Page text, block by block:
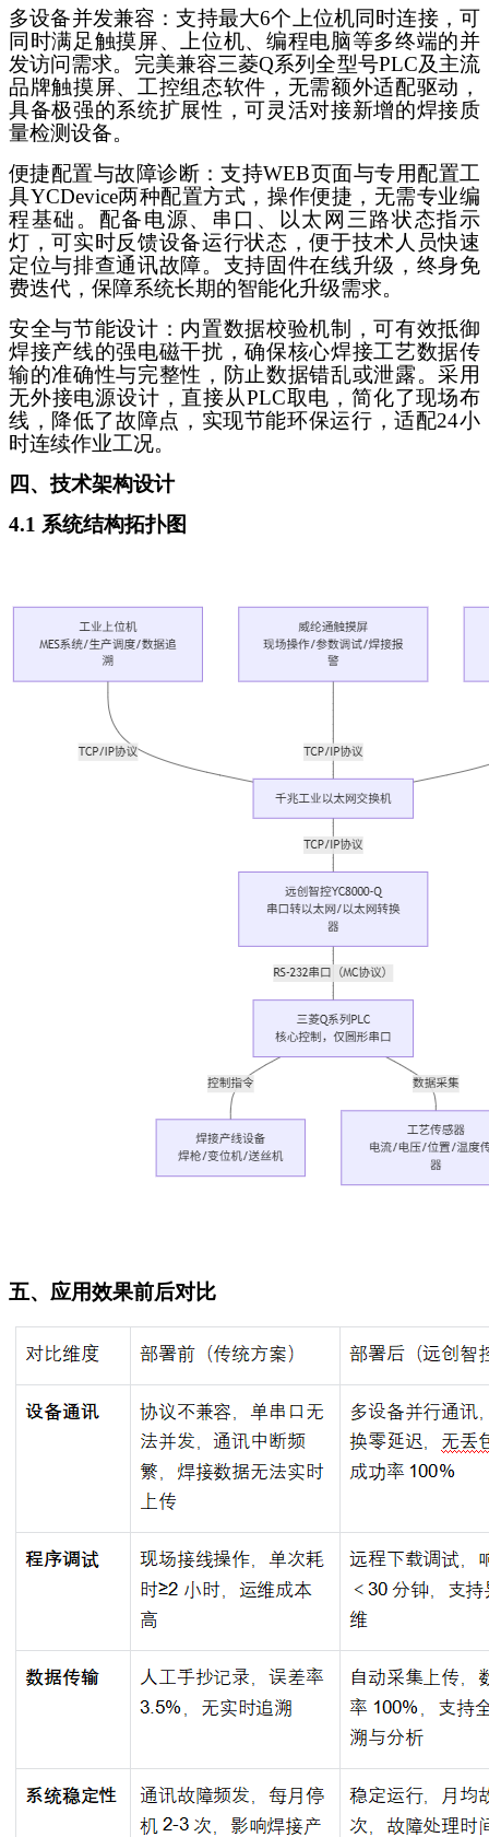
多设备并发兼容：支持最大6个上位机同时连接，可
同时满足触摸屏、上位机、编程电脑等多终端的并
发访问需求。完美兼容三菱Q系列全型号PLC及主流
品牌触摸屏、工控组态软件，无需额外适配驱动，
具备极强的系统扩展性，可灵活对接新增的焊接质
量检测设备。
便捷配置与故障诊断：支持WEB页面与专用配置工
具YCDevice两种配置方式，操作便捷，无需专业编
程基础。配备电源、串口、以太网三路状态指示
灯，可实时反馈设备运行状态，便于技术人员快速
定位与排查通讯故障。支持固件在线升级，终身免
费迭代，保障系统长期的智能化升级需求。
安全与节能设计：内置数据校验机制，可有效抵御
焊接产线的强电磁干扰，确保核心焊接工艺数据传
输的准确性与完整性，防止数据错乱或泄露。采用
无外接电源设计，直接从PLC取电，简化了现场布
线，降低了故障点，实现节能环保运行，适配24小
时连续作业工况。
四、技术架构设计
4.1 系统结构拓扑图
五、 应用效果前后对比